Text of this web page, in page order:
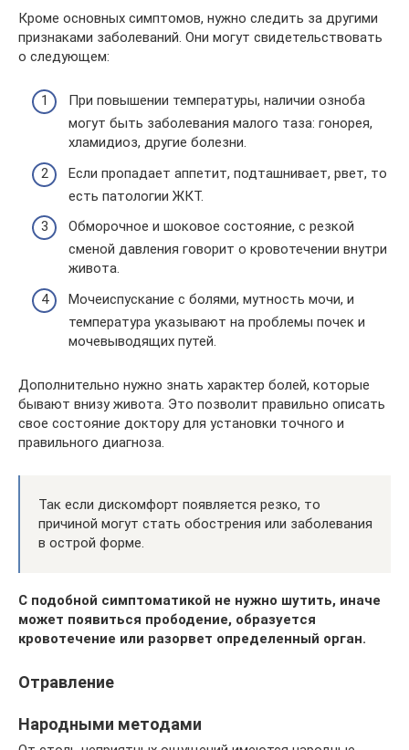
Кроме основных симптомов, нужно следить за другими
признаками заболеваний. Они могут свидетельствовать
о следующем:
При повышении температуры, наличии озноба
могут быть заболевания малого таза: гонорея,
хламидиоз, другие болезни.
Если пропадает аппетит, подташнивает, рвет, то
есть патологии ЖКТ.
Обморочное и шоковое состояние, с резкой
сменой давления говорит о кровотечении внутри
живота.
Мочеиспускание с болями, мутность мочи, и
температура указывают на проблемы почек и
мочевыводящих путей.
Дополнительно нужно знать характер болей, которые
бывают внизу живота. Это позволит правильно описать
свое состояние доктору для установки точного и
правильного диагноза.
Так если дискомфорт появляется резко, то
причиной могут стать обострения или заболевания
в острой форме.
С подобной симптоматикой не нужно шутить, иначе
может появиться прободение, образуется
кровотечение или разорвет определенный орган.
Отравление
Народными методами